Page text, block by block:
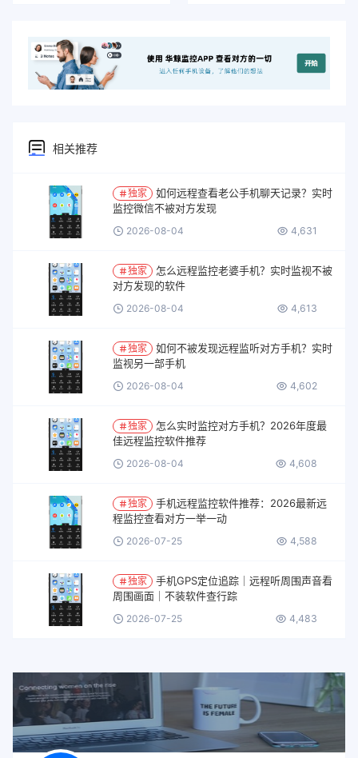
相关推荐
独家
监控微信不被对方发现
2026-08-04 4,631
独家
对方发现的软件
2026-08-04 4,613
独家
监视另一部手机
2026-08-04 4,602
独家
佳远程监控软件推荐
2026-08-04 4,608
独家
程监控查看对方一举一动
2026-07-25 4,588
独家
周围画面｜不装软件查行踪
2026-07-25 4,483